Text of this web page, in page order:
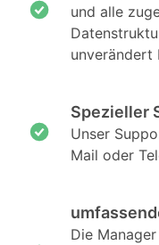
und alle
unverändert
Spezieller
Unser
Mail oder
Die